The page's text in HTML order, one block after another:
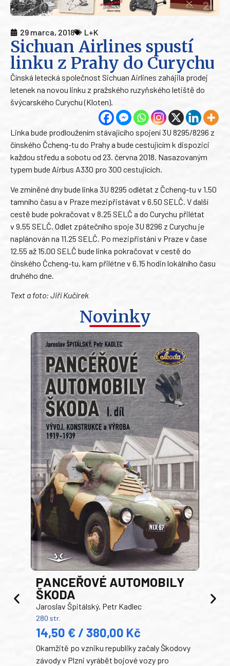
29 marca, 2018 L+K
Sichuan Airlines spustí
linku z Prahy do Curychu
Čínská letecká společnost Sichuan Airlines zahájila prodej
letenek na novou linku z pražského ruzyňského letiště do
švýcarského Curychu (Kloten).
Linka bude prodloužením stávajícího spojení 3U 8295/8296 z
čínského Čcheng-tu do Prahy a bude cestujícím k dispozici
každou středu a sobotu od 23. června 2018. Nasazovaným
typem bude Airbus A330 pro 300 cestujících.
Ve zmíněné dny bude linka 3U 8295 odlétat z Čcheng-tu v 1.50
tamního času a v Praze mezipřistávat v 6.50 SELČ. V další
cestě bude pokračovat v 8.25 SELČ a do Curychu přilétat
v 9.55 SELČ. Odlet zpátečního spoje 3U 8296 z Curychu je
naplánován na 11.25 SELČ. Po mezipřistání v Praze v čase
12.55 až 15.00 SELČ bude linka pokračovat v cestě do
čínského Čcheng-tu, kam přilétne v 6.15 hodin lokálního času
druhého dne.
Text a foto: Jiří Kučírek
Novinky
PANCEŘOVÉ AUTOMOBILY
ŠKODA
Jaroslav Špitálský, Petr Kadlec
280 str.
14,50 € / 380,00 Kč
Okamžitě po vzniku republiky začaly Škodovy
závody v Plzni vyrábět bojové vozy pro